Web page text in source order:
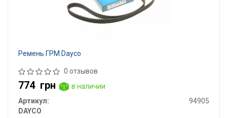
Ремень ГРМ Dayco
0 отзывов
774 грн
в наличии
Артикул:
94905
DAYCO